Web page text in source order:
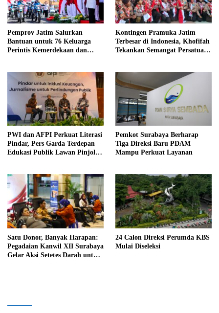
Pemprov Jatim Salurkan
Bantuan untuk 76 Keluarga
Perintis Kemerdekaan dan
Kontingen Pramuka Jatim
Terbesar di Indonesia, Khofifah
Tekankan Semangat Persatuan
PWI dan AFPI Perkuat Literasi
Pindar, Pers Garda Terdepan
Edukasi Publik Lawan Pinjol
Pemkot Surabaya Berharap
Tiga Direksi Baru PDAM
Mampu Perkuat Layanan
Satu Donor, Banyak Harapan:
Pegadaian Kanwil XII Surabaya
Gelar Aksi Setetes Darah untuk
24 Calon Direksi Perumda KBS
Mulai Diseleksi